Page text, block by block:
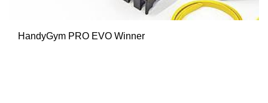
HandyGym PRO EVO Winner